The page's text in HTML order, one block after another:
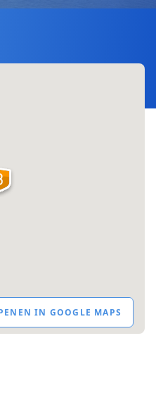
IN GOOGLE MAPS